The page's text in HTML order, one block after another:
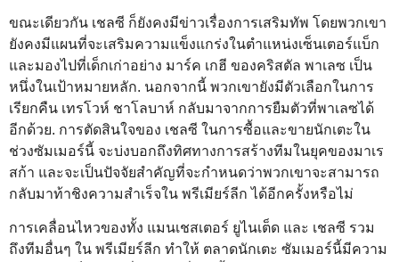
ขณะเดียวกัน เชลซี ก็ยังคงมีข่าวเรื่องการเสริมทัพ โดยพวกเขา
ยังคงมีแผนที่จะเสริมความแข็งแกร่งในตำแหน่งเซ็นเตอร์แบ็ก
และมองไปที่เด็กเก่าอย่าง มาร์ค เกฮี ของคริสตัล พาเลซ เป็น
หนึ่งในเป้าหมายหลัก. นอกจากนี้ พวกเขายังมีตัวเลือกในการ
เรียกคืน เทรโวห์ ชาโลบาห์ กลับมาจากการยืมตัวที่พาเลซได้
อีกด้วย. การตัดสินใจของ เชลซี ในการซื้อและขายนักเตะใน
ช่วงซัมเมอร์นี้ จะบ่งบอกถึงทิศทางการสร้างทีมในยุคของมาเร
สก้า และจะเป็นปัจจัยสำคัญที่จะกำหนดว่าพวกเขาจะสามารถ
กลับมาท้าชิงความสำเร็จใน พรีเมียร์ลีก ได้อีกครั้งหรือไม่
การเคลื่อนไหวของทั้ง แมนเชสเตอร์ ยูไนเต็ด และ เชลซี รวม
ถึงทีมอื่นๆ ใน พรีเมียร์ลีก ทำให้ ตลาดนักเตะ ซัมเมอร์นี้มีความ